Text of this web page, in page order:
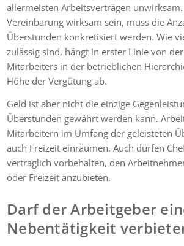
allermeisten Arbeitsverträgen
Vereinbarung wirksam sein, muss die
Überstunden konkretisiert werden. Wie
zulässig sind, hängt in erster Linie von
Mitarbeiters in der betrieblichen
Höhe der Vergütung ab.
Geld ist aber nicht die einzige
Überstunden gewährt werden kann.
Mitarbeitern im Umfang der geleisteten
auch Freizeit einräumen. Auch dürfen
vertraglich vorbehalten, den
oder Freizeit anzubieten.
Darf der Arbeitgeber
Nebentätigkeit